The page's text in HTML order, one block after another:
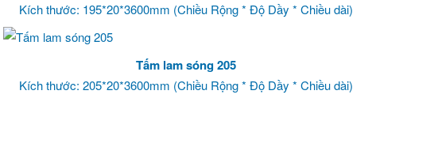
Kích thước: 195*20*3600mm (Chiều Rộng * Độ Dầy * Chiều dài)
Tấm lam sóng 205
Kích thước: 205*20*3600mm (Chiều Rộng * Độ Dầy * Chiều dài)